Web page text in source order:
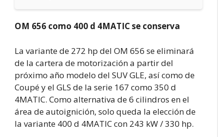
OM 656 como 400 d 4MATIC se conserva
La variante de 272 hp del OM 656 se eliminará
de la cartera de motorización a partir del
próximo año modelo del SUV GLE, así como de
Coupé y el GLS de la serie 167 como 350 d
4MATIC. Como alternativa de 6 cilindros en el
área de autoignición, solo queda la elección de
la variante 400 d 4MATIC con 243 kW / 330 hp.